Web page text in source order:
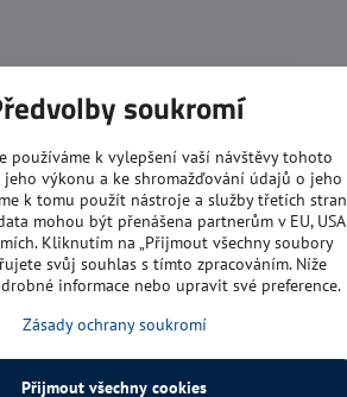
soukromí
používáme k vylepšení vaší návštěvy tohoto
jeho výkonu a ke shromažďování údajů o jeho
k tomu použít nástroje a služby třetích stran
mohou být přenášena partnerům v EU, USA
Kliknutím na „Přijmout všechny soubory
svůj souhlas s tímto zpracováním. Níže
informace nebo upravit své preference.
Zásady ochrany soukromí
Přijmout všechny cookies